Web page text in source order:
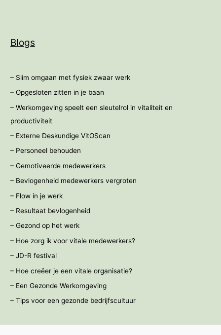
Blogs
– Slim omgaan met fysiek zwaar werk
– Opgesloten zitten in je baan
– Werkomgeving speelt een sleutelrol in vitaliteit en
productiviteit
– Externe Deskundige VitOScan
– Personeel behouden
– Gemotiveerde medewerkers
– Bevlogenheid medewerkers vergroten
– Flow in je werk
– Resultaat bevlogenheid
– Gezond op het werk
– Hoe zorg ik voor vitale medewerkers?
– JD-R festival
– Hoe creëer je een vitale organisatie?
– Een Gezonde Werkomgeving
– Tips voor een gezonde bedrijfscultuur